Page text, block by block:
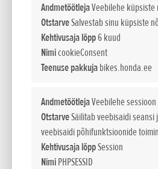
AndmetöötlejaVeebilehe küpsiste
OtstarveSalvestab sinu küpsiste
Kehtivusaja lõpp6 kuud
NimicookieConsent
Teenuse pakkujabikes.honda.ee
AndmetöötlejaVeebilehe sessioon
OtstarveSäilitab veebisaidi seansi
veebisaidi põhifunktsioonide
Kehtivusaja lõppSession
NimiPHPSESSID